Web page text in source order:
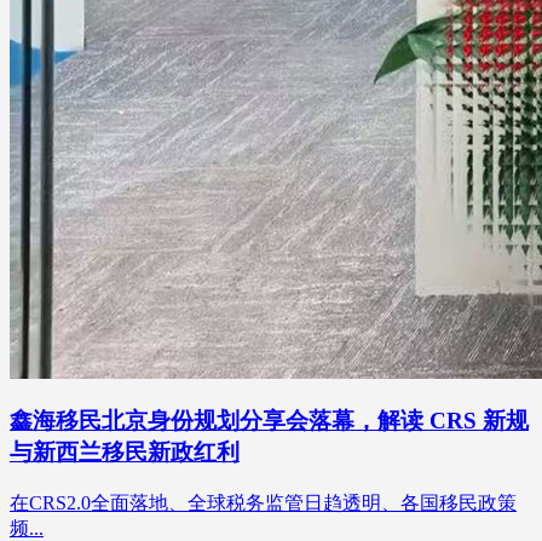
鑫海移民北京身份规划分享会落幕，解读 CRS 新规
与新西兰移民新政红利
在CRS2.0全面落地、全球税务监管日趋透明、各国移民政策
频...